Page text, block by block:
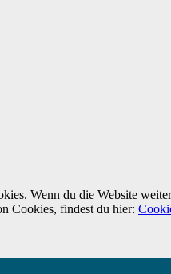
Wenn du die Website
Cookies, findest du hier: